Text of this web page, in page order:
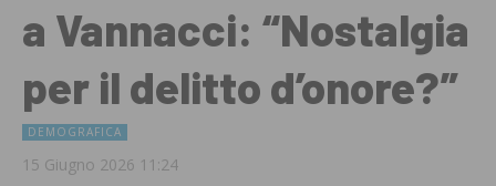
a Vannacci: “Nostalgia
per il delitto d’onore?”
DEMOGRAFICA
15 Giugno 2026 11:24